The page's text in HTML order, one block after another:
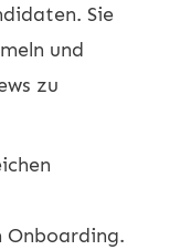
Sie
und
zu
Onboarding.